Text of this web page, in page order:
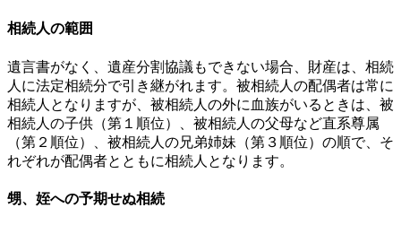
相続人の範囲
遺言書がなく、遺産分割協議もできない場合、財産は、相続
人に法定相続分で引き継がれます。被相続人の配偶者は常に
相続人となりますが、被相続人の外に血族がいるときは、被
相続人の子供（第１順位）、被相続人の父母など直系尊属
（第２順位）、被相続人の兄弟姉妹（第３順位）の順で、そ
れぞれが配偶者とともに相続人となります。
甥、姪への予期せぬ相続